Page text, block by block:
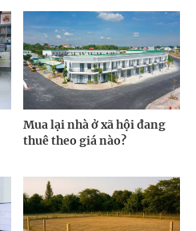
Mua lại nhà ở xã hội đang
thuê theo giá nào?